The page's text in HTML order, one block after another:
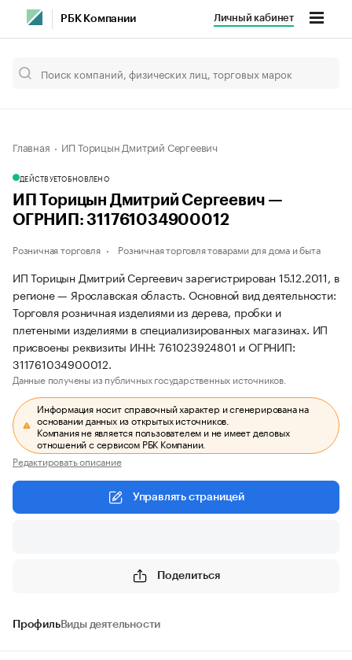
РБК Компании Личный кабинет
Главная ИП Торицын Дмитрий Сергеевич
ДЕЙСТВУЕТОБНОВЛЕНО
ИП Торицын Дмитрий Сергеевич —
ОГРНИП: 311761034900012
Розничная торговля Розничная торговля товарами для дома и быта
ИП Торицын Дмитрий Сергеевич зарегистрирован 15.12.2011, в
регионе — Ярославская область. Основной вид деятельности:
Торговля розничная изделиями из дерева, пробки и
плетеными изделиями в специализированных магазинах. ИП
присвоены реквизиты ИНН: 761023924801 и ОГРНИП:
311761034900012.
Данные получены из публичных государственных источников.
Информация носит справочный характер и сгенерирована на
основании данных из открытых источников.
Компания не является пользователем и не имеет деловых
отношений с сервисом РБК Компании.
Редактировать описание
Управлять страницей
Поделиться
ПрофильВиды деятельности